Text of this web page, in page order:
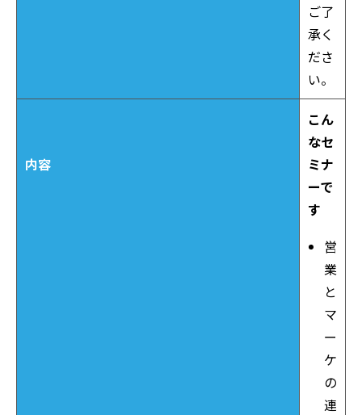
ご了
承く
ださ
い。
内容
こん
なセ
ミナ
ーで
す
営
業
と
マ
ー
ケ
の
連